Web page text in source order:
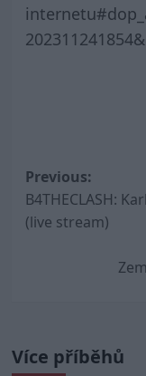
Post
Previous:
B4THECLASH:
(live stream)
Více příběhů